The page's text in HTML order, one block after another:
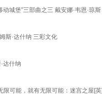
动城堡”三部曲之三 戴安娜·韦恩·琼
斯·达什纳 三彩文化
达什纳
限可能，就有无限可能：迷宫之屋[